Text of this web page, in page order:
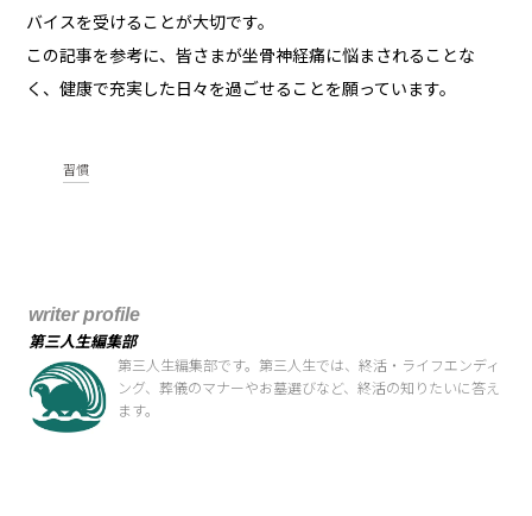
バイスを受けることが大切です。
この記事を参考に、皆さまが坐骨神経痛に悩まされることな
く、健康で充実した日々を過ごせることを願っています。
習慣
writer profile
第三人生編集部
第三人生編集部です。第三人生では、終活・ライフエンディ
ング、葬儀のマナーやお墓選びなど、終活の知りたいに答え
ます。